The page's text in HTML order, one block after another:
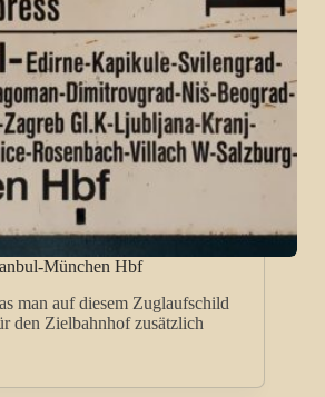
München Hbf
man auf diesem Zuglaufschild
den Zielbahnhof zusätzlich